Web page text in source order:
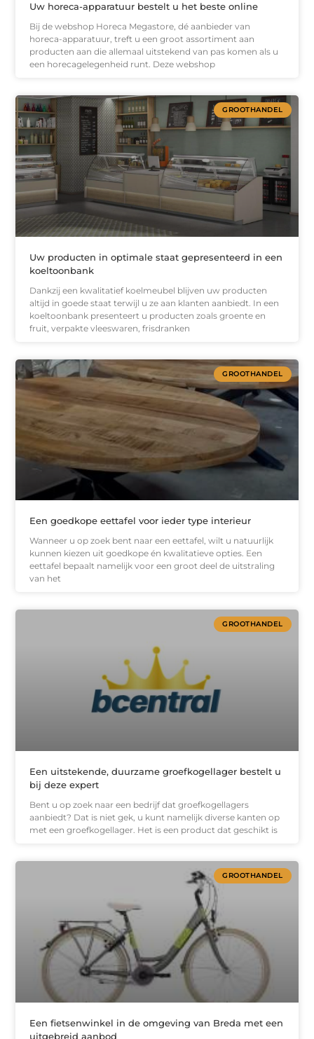
Uw horeca-apparatuur bestelt u het beste online
Bij de webshop Horeca Megastore, dé aanbieder van
horeca-apparatuur, treft u een groot assortiment aan
producten aan die allemaal uitstekend van pas komen als u
een horecagelegenheid runt. Deze webshop
GROOTHANDEL
Uw producten in optimale staat gepresenteerd in een
koeltoonbank
Dankzij een kwalitatief koelmeubel blijven uw producten
altijd in goede staat terwijl u ze aan klanten aanbiedt. In een
koeltoonbank presenteert u producten zoals groente en
fruit, verpakte vleeswaren, frisdranken
GROOTHANDEL
Een goedkope eettafel voor ieder type interieur
Wanneer u op zoek bent naar een eettafel, wilt u natuurlijk
kunnen kiezen uit goedkope én kwalitatieve opties. Een
eettafel bepaalt namelijk voor een groot deel de uitstraling
van het
GROOTHANDEL
Een uitstekende, duurzame groefkogellager bestelt u
bij deze expert
Bent u op zoek naar een bedrijf dat groefkogellagers
aanbiedt? Dat is niet gek, u kunt namelijk diverse kanten op
met een groefkogellager. Het is een product dat geschikt is
GROOTHANDEL
Een fietsenwinkel in de omgeving van Breda met een
uitgebreid aanbod